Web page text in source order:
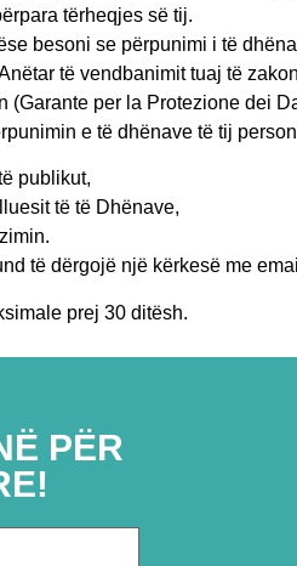
tërheqjes së tij.
besoni se përpunimi i të
të vendbanimit tuaj të
(Garante per la Protezione dei
e të dhënave të tij
publikut,
të të Dhënave,
të dërgojë një kërkesë me
prej 30 ditësh.
PËR